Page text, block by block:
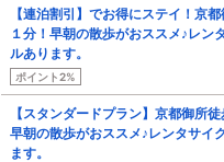
【連泊割引】でお得にステイ！京
１分！早朝の散歩がおススメ♪レン
ルあります。
ポイント2%
【スタンダードプラン】京都御所徒
早朝の散歩がおススメ♪レンタサイ
ます。